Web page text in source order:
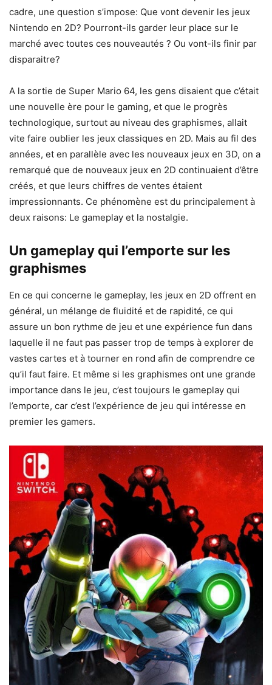
cadre, une question s’impose: Que vont devenir les jeux
Nintendo en 2D? Pourront-ils garder leur place sur le
marché avec toutes ces nouveautés ? Ou vont-ils finir par
disparaitre?
A la sortie de Super Mario 64, les gens disaient que c’était
une nouvelle ère pour le gaming, et que le progrès
technologique, surtout au niveau des graphismes, allait
vite faire oublier les jeux classiques en 2D. Mais au fil des
années, et en parallèle avec les nouveaux jeux en 3D, on a
remarqué que de nouveaux jeux en 2D continuaient d’être
créés, et que leurs chiffres de ventes étaient
impressionnants. Ce phénomène est du principalement à
deux raisons: Le gameplay et la nostalgie.
Un gameplay qui l’emporte sur les
graphismes
En ce qui concerne le gameplay, les jeux en 2D offrent en
général, un mélange de fluidité et de rapidité, ce qui
assure un bon rythme de jeu et une expérience fun dans
laquelle il ne faut pas passer trop de temps à explorer de
vastes cartes et à tourner en rond afin de comprendre ce
qu’il faut faire. Et même si les graphismes ont une grande
importance dans le jeu, c’est toujours le gameplay qui
l’emporte, car c’est l’expérience de jeu qui intéresse en
premier les gamers.